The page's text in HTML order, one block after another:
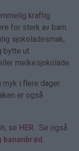
kraftig
for sterk av barn.
sjokoladesmak,
bytte ut
melkesjokolade.
i flere dager.
er også
se HER. Se også
bananbrød.